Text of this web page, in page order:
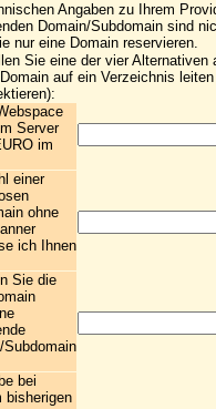
Angaben zu Ihrem
Domain/Subdomain sind
nur eine Domain reservieren.
Sie eine der vier Alternativen
auf ein Verzeichnis
Server
im
einer
ohne
ich Ihnen
Sie die
Subdomain
bei
bisherigen